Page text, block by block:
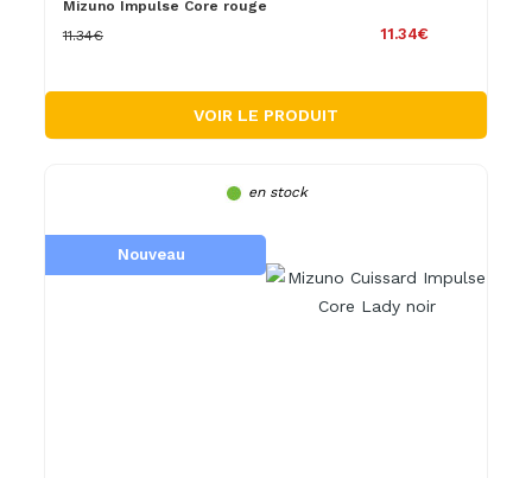
Mizuno Impulse Core rouge
11.34€
11.34€
VOIR LE PRODUIT
en stock
Nouveau